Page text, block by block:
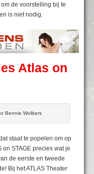
de voorstelling bij te
is niet nodig.
Atlas on
Bennie Wolbers
staat te popelen om op
on STAGE precies wat je
de eerste en tweede
Bij het ATLAS Theater